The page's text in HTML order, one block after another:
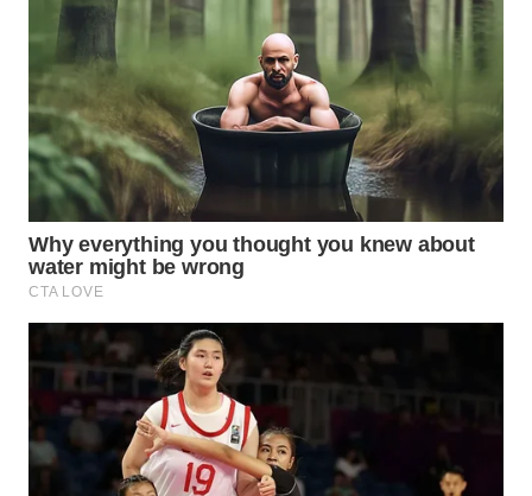
WN
WN
SULSEL
WN
GORONTALO
WN
SULUT
WN
MALUKU
WN